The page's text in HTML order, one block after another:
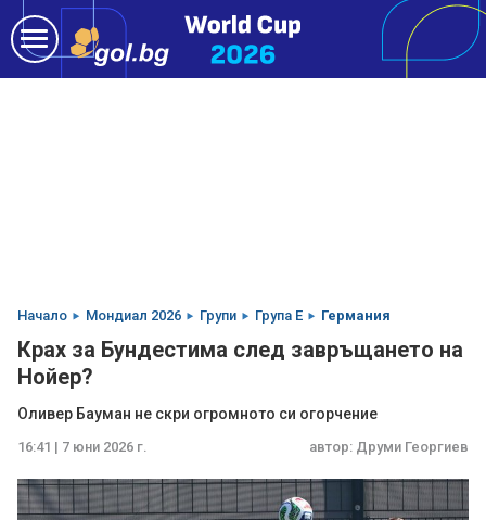
Начало Мондиал 2026 Групи Група E Германия
Крах за Бундестима след завръщането на
Нойер?
Оливер Бауман не скри огромното си огорчение
16:41 | 7 юни 2026 г. автор: Друми Георгиев